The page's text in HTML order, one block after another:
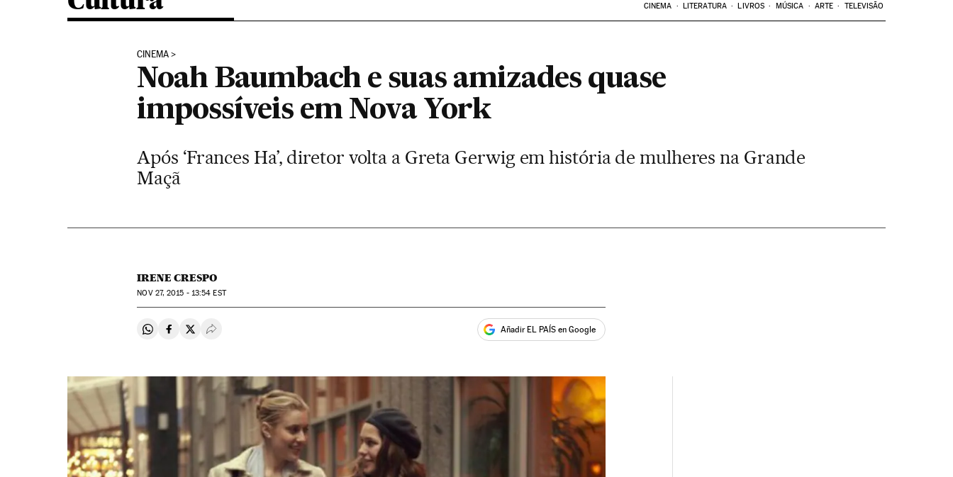
CINEMA LITERATURA LIVROS MÚSICA ARTE TELEVISÃO
CINEMA
Noah Baumbach e suas amizades quase
impossíveis em Nova York
Após ‘Frances Ha’, diretor volta a Greta Gerwig em história de mulheres na Grande
Maçã
IRENE CRESPO
NOV27, 2015 - 13:54 EST
Compartir en Whatsapp
Compartir en Facebook
Compartir en Twitter
Desplegar Redes Sociales Añadir EL PAÍS en Google